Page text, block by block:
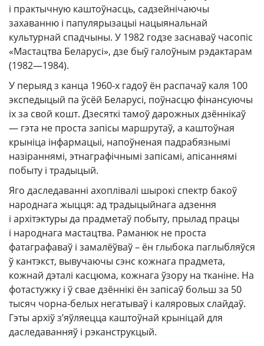
і практычную каштоўнасць, садзейнічаючы
захаванню і папулярызацыі нацыянальнай
культурнай спадчыны. У 1982 годзе заснаваў часопіс
«Мастацтва Беларусі», дзе быў галоўным рэдактарам
(1982—1984).
У перыяд з канца 1960‑х гадоў ён распачаў каля 100
экспедыцый па ўсёй Беларусі, поўнасцю фінансуючы
іх за свой кошт. Дзесяткі тамоў дарожных дзённікаў
— гэта не проста запісы маршрутаў, а каштоўная
крыніца інфармацыі, напоўненая падрабязнымі
назіраннямі, этнаграфічнымі запісамі, апісаннямі
побыту і традыцый.
Яго даследаванні ахоплівалі шырокі спектр бакоў
народнага жыцця: ад традыцыйнага адзення
і архітэктуры да прадметаў побыту, прылад працы
і народнага мастацтва. Раманюк не проста
фатаграфаваў і замалёўваў – ён глыбока паглыбляўся
ў кантэкст, вывучаючы сэнс кожнага прадмета,
кожнай дэталі касцюма, кожнага ўзору на тканіне. На
фотастужку і ў свае дзённікі ён запісаў больш за 50
тысяч чорна-белых негатываў і каляровых слайдаў.
Гэты архіў з’яўляецца каштоўнай крыніцай для
даследаванняў і рэканструкцый.